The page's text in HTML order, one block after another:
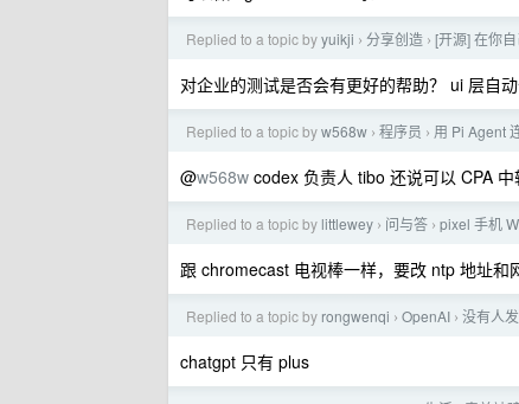
Replied to a topic byyuikji › 分享创造 › [开源] 在你
对企业的测试是否会有更好的帮助？ ui 层自
Replied to a topic byw568w › 程序员 › 用 Pi Agent
@w568w codex 负责人 tibo 还说可以 CPA
Replied to a topic by littlewey › 问与答 › pixel 手机
跟 chromecast 电视棒一样，要改 ntp 地址和
Replied to a topic by rongwenqi › OpenAI › 没有人
chatgpt 只有 plus